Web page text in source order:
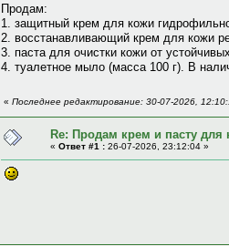
Продам:
1. защитный крем для кожи
2. восстанавливающий крем для кожи
3. паста для очистки кожи от
4. туалетное мыло (масса 100 г). В
« Последнее редактирование: 30-07-2026,
Re: Продам крем и пасту для
« Ответ #1 : 26-07-2026, 23:12:04 »